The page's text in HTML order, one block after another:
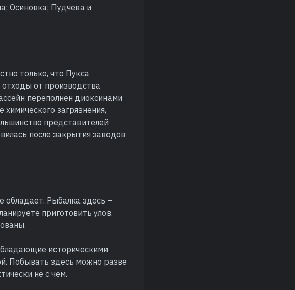
Осиновка; Пудчева и
только, что Пукса
от производства
переполнен диоксинами
загрязнения,
представителей
после закрытия заводов
обладает. Рыбалка здесь –
приготовить улов.
историческими
Побывать здесь можно разве
не с чем.